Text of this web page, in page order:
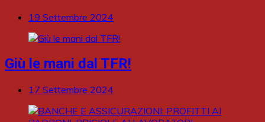
19 Settembre 2024
Giù le mani dal TFR!
17 Settembre 2024